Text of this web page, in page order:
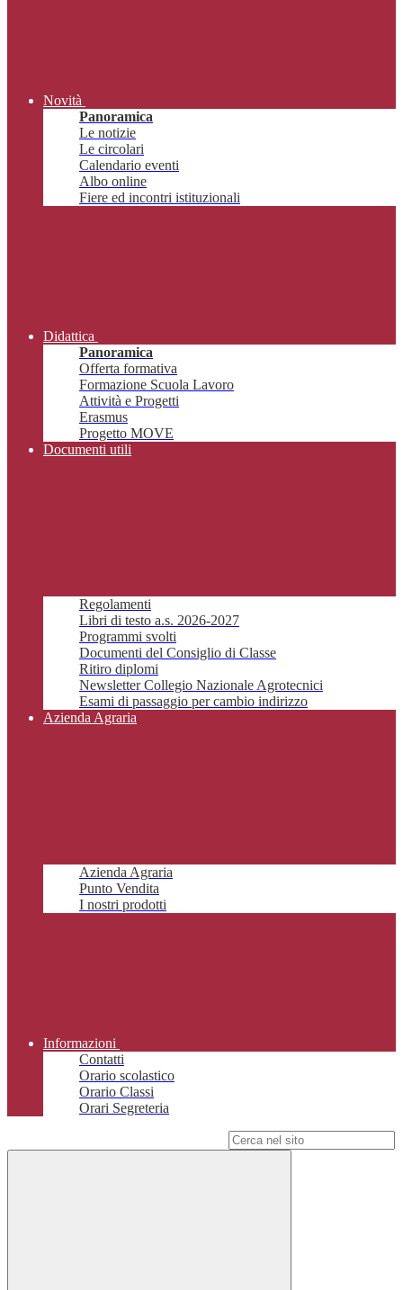
Novità
Panoramica
Le notizie
Le circolari
Calendario eventi
Albo online
Fiere ed incontri istituzionali
Didattica
Panoramica
Offerta formativa
Formazione Scuola Lavoro
Attività e Progetti
Erasmus
Progetto MOVE
Documenti utili
Regolamenti
Libri di testo a.s. 2026-2027
Programmi svolti
Documenti del Consiglio di Classe
Ritiro diplomi
Newsletter Collegio Nazionale Agrotecnici
Esami di passaggio per cambio indirizzo
Azienda Agraria
Azienda Agraria
Punto Vendita
I nostri prodotti
Informazioni
Contatti
Orario scolastico
Orario Classi
Orari Segreteria